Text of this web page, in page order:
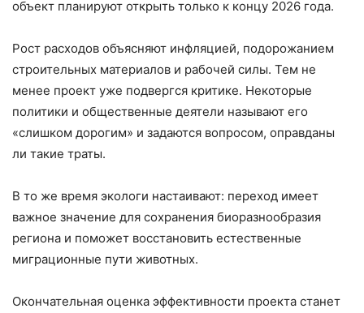
объект планируют открыть только к концу 2026 года.
Рост расходов объясняют инфляцией, подорожанием
строительных материалов и рабочей силы. Тем не
менее проект уже подвергся критике. Некоторые
политики и общественные деятели называют его
«слишком дорогим» и задаются вопросом, оправданы
ли такие траты.
В то же время экологи настаивают: переход имеет
важное значение для сохранения биоразнообразия
региона и поможет восстановить естественные
миграционные пути животных.
Окончательная оценка эффективности проекта станет